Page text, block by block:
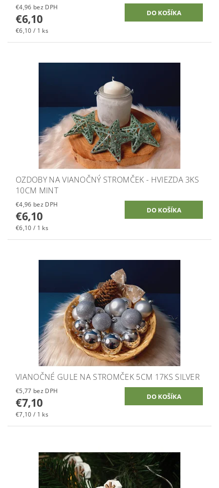
€4,96 bez DPH
€6,10
€6,10 / 1 ks
OZDOBY NA VIANOČNÝ STROMČEK - HVIEZDA 3KS
10CM MINT
€4,96 bez DPH
€6,10
€6,10 / 1 ks
VIANOČNÉ GULE NA STROMČEK 5CM 17KS SILVER
€5,77 bez DPH
€7,10
€7,10 / 1 ks